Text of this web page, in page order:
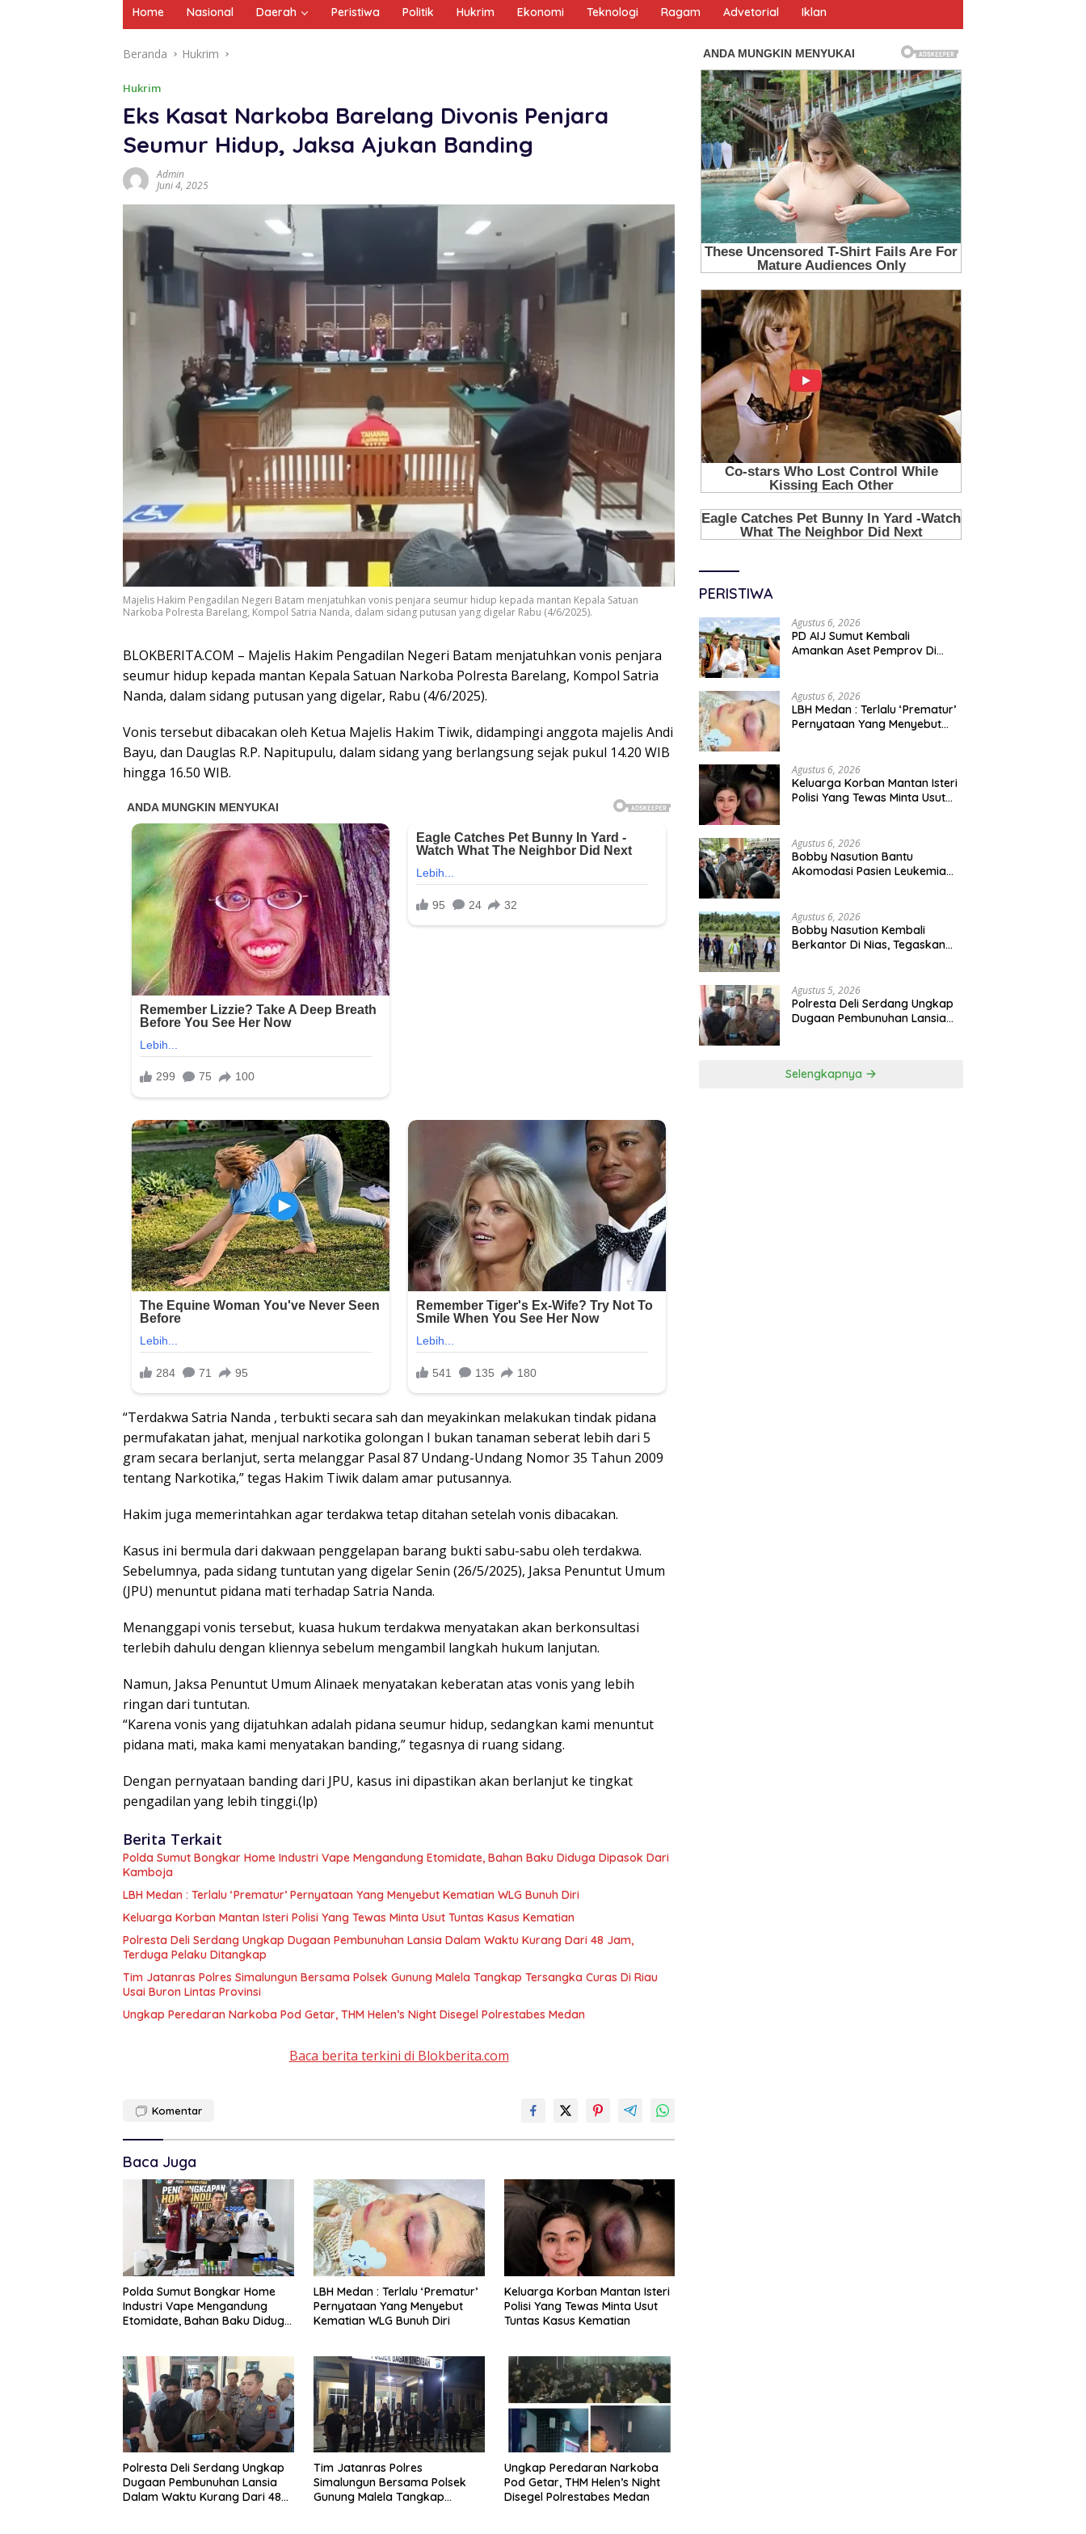
Home Nasional Daerah Peristiwa Politik Hukrim Ekonomi Teknologi Ragam Advetorial Iklan
Beranda Hukrim
Hukrim
Eks Kasat Narkoba Barelang Divonis Penjara
Seumur Hidup, Jaksa Ajukan Banding
Admin
Juni 4, 2025
Majelis Hakim Pengadilan Negeri Batam menjatuhkan vonis penjara seumur hidup kepada mantan Kepala Satuan
Narkoba Polresta Barelang, Kompol Satria Nanda, dalam sidang putusan yang digelar Rabu (4/6/2025).
BLOKBERITA.COM – Majelis Hakim Pengadilan Negeri Batam menjatuhkan vonis penjara
seumur hidup kepada mantan Kepala Satuan Narkoba Polresta Barelang, Kompol Satria
Nanda, dalam sidang putusan yang digelar, Rabu (4/6/2025).
Vonis tersebut dibacakan oleh Ketua Majelis Hakim Tiwik, didampingi anggota majelis Andi
Bayu, dan Dauglas R.P. Napitupulu, dalam sidang yang berlangsung sejak pukul 14.20 WIB
hingga 16.50 WIB.
“Terdakwa Satria Nanda , terbukti secara sah dan meyakinkan melakukan tindak pidana
permufakatan jahat, menjual narkotika golongan I bukan tanaman seberat lebih dari 5
gram secara berlanjut, serta melanggar Pasal 87 Undang-Undang Nomor 35 Tahun 2009
tentang Narkotika,” tegas Hakim Tiwik dalam amar putusannya.
Hakim juga memerintahkan agar terdakwa tetap ditahan setelah vonis dibacakan.
Kasus ini bermula dari dakwaan penggelapan barang bukti sabu-sabu oleh terdakwa.
Sebelumnya, pada sidang tuntutan yang digelar Senin (26/5/2025), Jaksa Penuntut Umum
(JPU) menuntut pidana mati terhadap Satria Nanda.
Menanggapi vonis tersebut, kuasa hukum terdakwa menyatakan akan berkonsultasi
terlebih dahulu dengan kliennya sebelum mengambil langkah hukum lanjutan.
Namun, Jaksa Penuntut Umum Alinaek menyatakan keberatan atas vonis yang lebih
ringan dari tuntutan.
“Karena vonis yang dijatuhkan adalah pidana seumur hidup, sedangkan kami menuntut
pidana mati, maka kami menyatakan banding,” tegasnya di ruang sidang.
Dengan pernyataan banding dari JPU, kasus ini dipastikan akan berlanjut ke tingkat
pengadilan yang lebih tinggi.(lp)
Berita Terkait
Polda Sumut Bongkar Home Industri Vape Mengandung Etomidate, Bahan Baku Diduga Dipasok Dari
Kamboja
LBH Medan : Terlalu ‘Prematur’ Pernyataan Yang Menyebut Kematian WLG Bunuh Diri
Keluarga Korban Mantan Isteri Polisi Yang Tewas Minta Usut Tuntas Kasus Kematian
Polresta Deli Serdang Ungkap Dugaan Pembunuhan Lansia Dalam Waktu Kurang Dari 48 Jam,
Terduga Pelaku Ditangkap
Tim Jatanras Polres Simalungun Bersama Polsek Gunung Malela Tangkap Tersangka Curas Di Riau
Usai Buron Lintas Provinsi
Ungkap Peredaran Narkoba Pod Getar, THM Helen’s Night Disegel Polrestabes Medan
Baca berita terkini di Blokberita.com
Komentar
Baca Juga
Polda Sumut Bongkar Home
Industri Vape Mengandung
Etomidate, Bahan Baku Diduga
LBH Medan : Terlalu ‘Prematur’
Pernyataan Yang Menyebut
Kematian WLG Bunuh Diri
Keluarga Korban Mantan Isteri
Polisi Yang Tewas Minta Usut
Tuntas Kasus Kematian
Polresta Deli Serdang Ungkap
Dugaan Pembunuhan Lansia
Dalam Waktu Kurang Dari 48
Tim Jatanras Polres
Simalungun Bersama Polsek
Gunung Malela Tangkap
Ungkap Peredaran Narkoba
Pod Getar, THM Helen’s Night
Disegel Polrestabes Medan
PERISTIWA
Agustus 6, 2026
PD AIJ Sumut Kembali
Amankan Aset Pemprov Di
Agustus 6, 2026
LBH Medan : Terlalu ‘Prematur’
Pernyataan Yang Menyebut
Agustus 6, 2026
Keluarga Korban Mantan Isteri
Polisi Yang Tewas Minta Usut
Agustus 6, 2026
Bobby Nasution Bantu
Akomodasi Pasien Leukemia
Agustus 6, 2026
Bobby Nasution Kembali
Berkantor Di Nias, Tegaskan
Agustus 5, 2026
Polresta Deli Serdang Ungkap
Dugaan Pembunuhan Lansia
Selengkapnya